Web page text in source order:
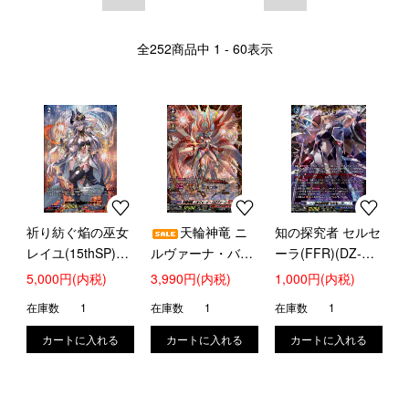
全252商品中 1 - 60表示
祈り紡ぐ焔の巫女
レイユ(15thSP)
(DZ-
5,000円(内税)
在庫数 1
天輪神竜 ニ
ルヴァーナ・バガ
ヴァーン(FFR)
3,990円(内税)
在庫数 1
知の探究者 セルセ
ーラ(FFR)(DZ-
SS16/FFR05)
1,000円(内税)
在庫数 1